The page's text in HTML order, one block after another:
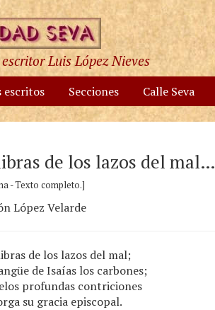
Luis López Nieves
escritos Secciones Calle Seva
de los lazos del mal…
- Texto completo.]
López Velarde
de los lazos del mal;
de Isaías los carbones;
profundas contriciones
su gracia episcopal.